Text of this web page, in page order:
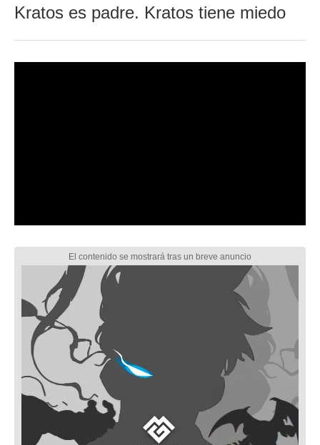
Kratos es padre. Kratos tiene miedo